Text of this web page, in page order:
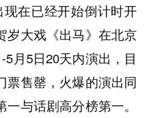
在已经开始倒计时开
岁大戏《出马》在北京
月5日20天内演出，目
票售罄，火爆的演出同
与话剧高分榜第一。